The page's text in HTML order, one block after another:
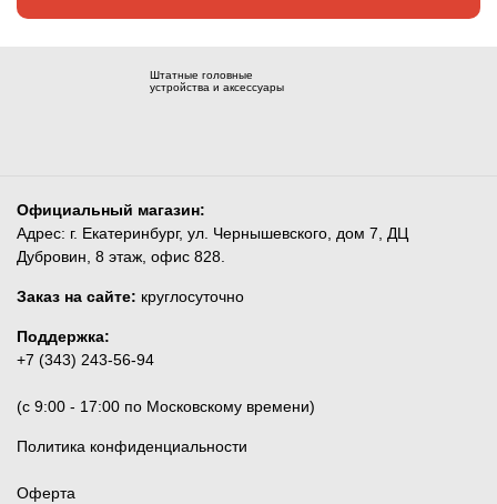
Штатные головные
устройства и аксессуары
Официальный магазин:
Адрес: г. Екатеринбург, ул. Чернышевского, дом 7, ДЦ
Дубровин, 8 этаж, офис 828.
Заказ на сайте: круглосуточно
Поддержка:
+7 (343) 243-56-94
(c 9:00 - 17:00 по Московскому времени)
Политика конфиденциальности
Оферта